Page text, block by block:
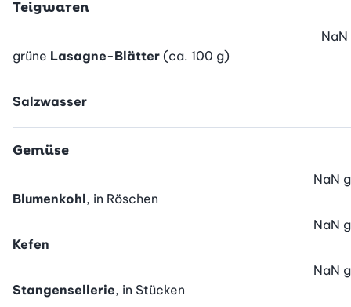
Teigwaren
grüne Lasagne-Blätter (ca. 100 g)
NaN
Salzwasser
Gemüse
Blumenkohl, in Röschen
NaN g
Kefen
NaN g
Stangensellerie, in Stücken
NaN g